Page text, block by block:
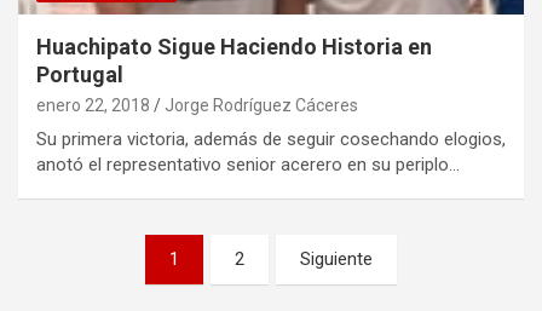
Huachipato Sigue Haciendo Historia en
Portugal
enero 22, 2018 Jorge Rodríguez Cáceres
Su primera victoria, además de seguir cosechando elogios,
anotó el representativo senior acerero en su periplo…
1 2 Siguiente